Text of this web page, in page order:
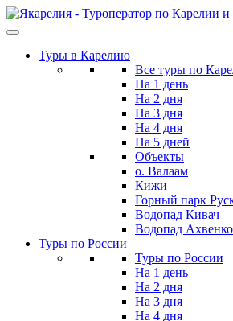
Skip
to
contentТуры в Карелию
Все туры по
На 1 день
На 2 дня
На 3 дня
На 4 дня
На 5 дней
Объекты
о. Валаам
Кижи
Горный парк
Водопад Кивач
Водопад
Туры по России
Туры по России
На 1 день
На 2 дня
На 3 дня
На 4 дня